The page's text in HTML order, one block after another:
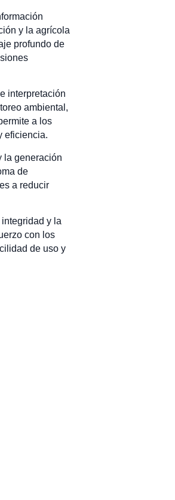
y la agrícola
profundo de
interpretación
ambiental,
a los
eficiencia.
la generación
de
a reducir
y la
con los
de uso y